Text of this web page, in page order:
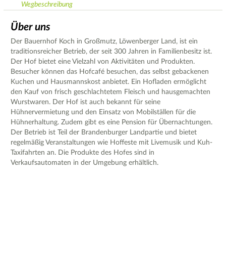
Wegbeschreibung
Über uns
Der Bauernhof Koch in Großmutz, Löwenberger Land, ist ein
traditionsreicher Betrieb, der seit 300 Jahren in Familienbesitz ist.
Der Hof bietet eine Vielzahl von Aktivitäten und Produkten.
Besucher können das Hofcafé besuchen, das selbst gebackenen
Kuchen und Hausmannskost anbietet. Ein Hofladen ermöglicht
den Kauf von frisch geschlachtetem Fleisch und hausgemachten
Wurstwaren. Der Hof ist auch bekannt für seine
Hühnervermietung und den Einsatz von Mobilställen für die
Hühnerhaltung. Zudem gibt es eine Pension für Übernachtungen.
Der Betrieb ist Teil der Brandenburger Landpartie und bietet
regelmäßig Veranstaltungen wie Hoffeste mit Livemusik und Kuh-
Taxifahrten an. Die Produkte des Hofes sind in
Verkaufsautomaten in der Umgebung erhältlich.